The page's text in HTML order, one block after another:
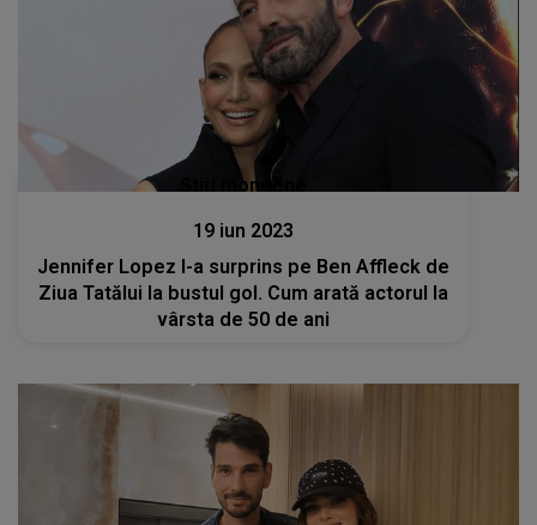
Stiri mondene
19 iun 2023
Jennifer Lopez l-a surprins pe Ben Affleck de
Ziua Tatălui la bustul gol. Cum arată actorul la
vârsta de 50 de ani